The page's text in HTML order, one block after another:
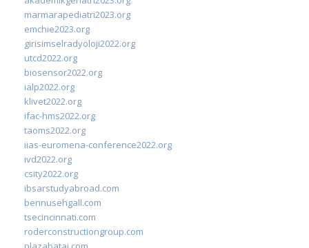
marmarapediatri2023.org
emchie2023.org
girisimselradyoloji2022.org
utcd2022.org
biosensor2022.org
ialp2022.org
klivet2022.org
ifac-hms2022.org
taoms2022.org
iias-euromena-conference2022.org
ivd2022.org
csity2022.org
ibsarstudyabroad.com
bennusehgall.com
tsecincinnati.com
roderconstructiongroup.com